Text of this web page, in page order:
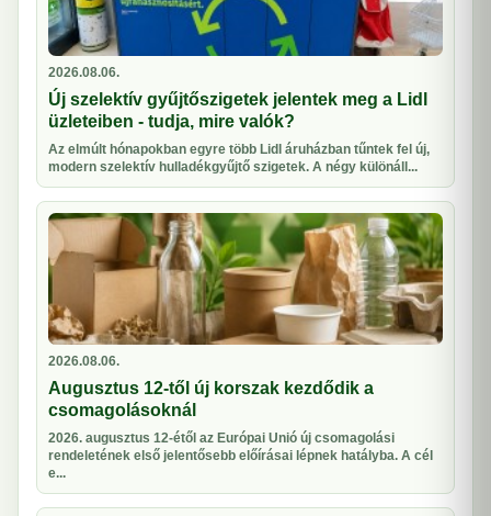
2026.08.06.
Új szelektív gyűjtőszigetek jelentek meg a Lidl
üzleteiben - tudja, mire valók?
Az elmúlt hónapokban egyre több Lidl áruházban tűntek fel új,
modern szelektív hulladékgyűjtő szigetek. A négy különáll...
2026.08.06.
Augusztus 12-től új korszak kezdődik a
csomagolásoknál
2026. augusztus 12-étől az Európai Unió új csomagolási
rendeletének első jelentősebb előírásai lépnek hatályba. A cél
e...